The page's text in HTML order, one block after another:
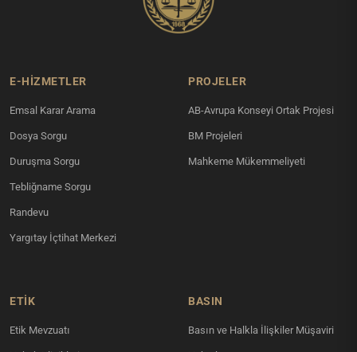
E-HİZMETLER
Emsal Karar Arama
Dosya Sorgu
Duruşma Sorgu
Tebliğname Sorgu
Randevu
Yargıtay İçtihat Merkezi
PROJELER
AB-Avrupa Konseyi Ortak Projesi
BM Projeleri
Mahkeme Mükemmeliyeti
ETİK
Etik Mevzuatı
BASIN
Basın ve Halkla İlişkiler Müşaviri